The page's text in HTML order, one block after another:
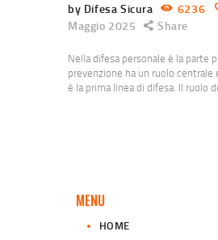
by Difesa Sicura 6236
Maggio 2025
Share
Nella difesa personale è la parte
prevenzione ha un ruolo centrale
è la prima linea di difesa. Il ruolo
MENU
HOME